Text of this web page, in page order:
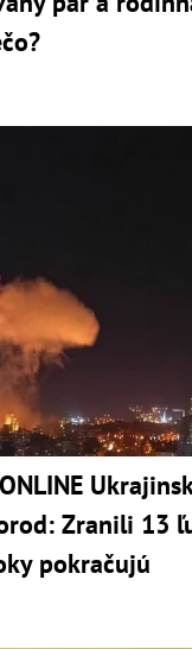
Zranili 13
pokračujú